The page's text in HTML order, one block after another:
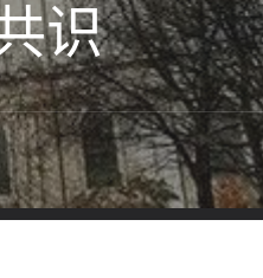
识